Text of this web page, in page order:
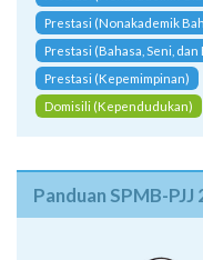
Prestasi (Nonakademik
Prestasi (Nonakademik
Prestasi (Bahasa, Seni,
Prestasi (Kepemimpinan)
Domisili (Kependudukan)
Panduan SPMB-PJJ